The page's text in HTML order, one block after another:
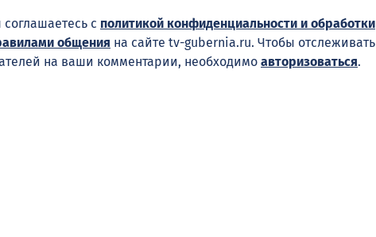
с политикой конфиденциальности и обработки
общения на сайте tv-gubernia.ru. Чтобы отслеживать
на ваши комментарии, необходимо авторизоваться.